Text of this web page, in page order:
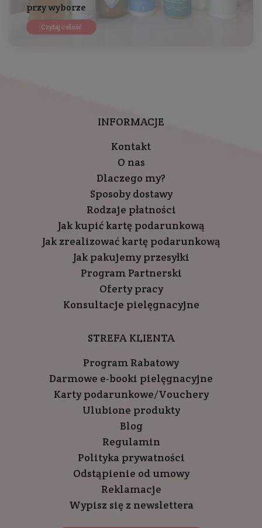
przy wyborze
Czytaj całość
INFORMACJE
Kontakt
O nas
Dlaczego my?
Sposoby dostawy
Rodzaje płatności
Jak kupić kartę podarunkową
Jak zrealizować kartę podarunkową
Jak pakujemy przesyłki
Program Partnerski
Oferty pracy
Konsultacje pielęgnacyjne
STREFA KLIENTA
Program Rabatowy
Darmowe e-booki pielęgnacyjne
Karty podarunkowe/Vouchery
Ulubione produkty
Blog
Regulamin
Polityka prywatności
Odstąpienie od umowy
Reklamacje
Wypisz się z newslettera